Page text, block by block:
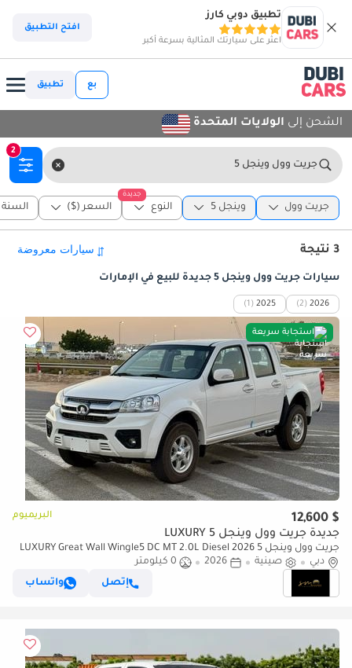
تطبيق دوبي كارز
اعثر على سيارتك المثالية بسرعة أكبر
افتح التطبيق
بع تطبيق
الشحن إلى الولايات المتحدة
جريت وول وينجل 5
2
جريت وول وينجل 5
جديدة
النوع السعر ($) السنة
3 نتيجة
سيارات جريت وول وينجل 5 جديدة للبيع في الإمارات
2026
(2)
2025
(1)
استجابة سريعة
$ 12,600 البريميوم
جديدة جريت وول وينجل 5 LUXURY
جريت وول وينجل 5 LUXURY Great Wall Wingle5 DC MT 2.0L Diesel 2026
دبي
صينية 2026
0 كيلومتر
إتصل
واتساب